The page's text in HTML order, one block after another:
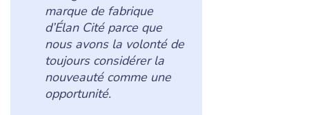
marque de fabrique
d’Élan Cité parce que
nous avons la volonté de
toujours considérer la
nouveauté comme une
opportunité.